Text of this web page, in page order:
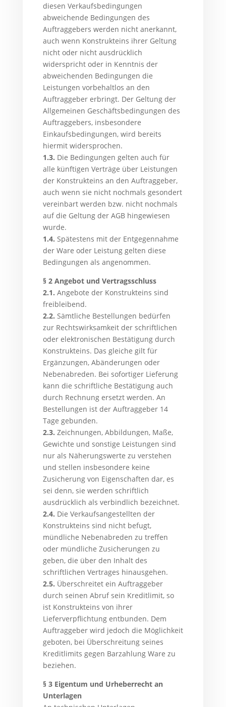
diesen Verkaufsbedingungen
abweichende Bedingungen des
Auftraggebers werden nicht anerkannt,
auch wenn Konstrukteins ihrer Geltung
nicht oder nicht ausdrücklich
widerspricht oder in Kenntnis der
abweichenden Bedingungen die
Leistungen vorbehaltlos an den
Auftraggeber erbringt. Der Geltung der
Allgemeinen Geschäftsbedingungen des
Auftraggebers, insbesondere
Einkaufsbedingungen, wird bereits
hiermit widersprochen.
1.3. Die Bedingungen gelten auch für
alle künftigen Verträge über Leistungen
der Konstrukteins an den Auftraggeber,
auch wenn sie nicht nochmals gesondert
vereinbart werden bzw. nicht nochmals
auf die Geltung der AGB hingewiesen
wurde.
1.4. Spätestens mit der Entgegennahme
der Ware oder Leistung gelten diese
Bedingungen als angenommen.
§ 2 Angebot und Vertragsschluss
2.1. Angebote der Konstrukteins sind
freibleibend.
2.2. Sämtliche Bestellungen bedürfen
zur Rechtswirksamkeit der schriftlichen
oder elektronischen Bestätigung durch
Konstrukteins. Das gleiche gilt für
Ergänzungen, Abänderungen oder
Nebenabreden. Bei sofortiger Lieferung
kann die schriftliche Bestätigung auch
durch Rechnung ersetzt werden. An
Bestellungen ist der Auftraggeber 14
Tage gebunden.
2.3. Zeichnungen, Abbildungen, Maße,
Gewichte und sonstige Leistungen sind
nur als Näherungswerte zu verstehen
und stellen insbesondere keine
Zusicherung von Eigenschaften dar, es
sei denn, sie werden schriftlich
ausdrücklich als verbindlich bezeichnet.
2.4. Die Verkaufsangestellten der
Konstrukteins sind nicht befugt,
mündliche Nebenabreden zu treffen
oder mündliche Zusicherungen zu
geben, die über den Inhalt des
schriftlichen Vertrages hinausgehen.
2.5. Überschreitet ein Auftraggeber
durch seinen Abruf sein Kreditlimit, so
ist Konstrukteins von ihrer
Lieferverpflichtung entbunden. Dem
Auftraggeber wird jedoch die Möglichkeit
geboten, bei Überschreitung seines
Kreditlimits gegen Barzahlung Ware zu
beziehen.
§ 3 Eigentum und Urheberrecht an
Unterlagen